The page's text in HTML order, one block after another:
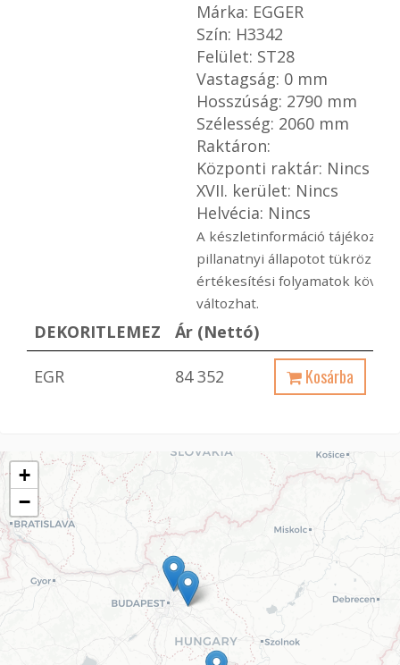
Márka: EGGER
Szín: H3342
Felület: ST28
Vastagság: 0 mm
Hosszúság: 2790 mm
Szélesség: 2060 mm
Raktáron:
Központi raktár: Nincs
XVII. kerület: Nincs
Helvécia: Nincs
A készletinformáció
pillanatnyi állapotot tükröz
értékesítési folyamatok
változhat.
DEKORITLEMEZ Ár (Nettó)
EGR 84 352 Kosárba
+
−